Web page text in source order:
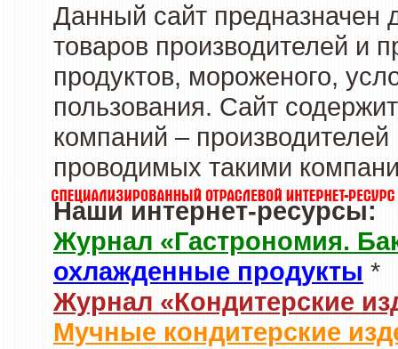
Данный сайт предназначен
товаров производителей и
продуктов, мороженого,
пользования. Сайт
компаний –
проводимых такими
Наши интернет-ресурсы:
Журнал «Гастрономия.
охлажденные продукты *
Журнал «Кондитерские
Мучные кондитерские